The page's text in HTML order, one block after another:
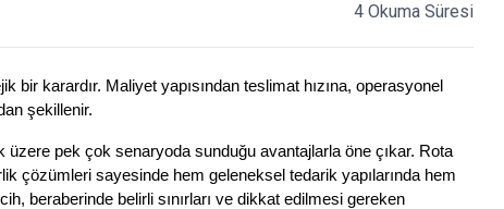
4 Okuma Süresi
karardır. Maliyet yapısından teslimat hızına, operasyonel
şekillenir.
üzere pek çok senaryoda sunduğu avantajlarla öne çıkar. Rota
çözümleri sayesinde hem geleneksel tedarik yapılarında hem
beraberinde belirli sınırları ve dikkat edilmesi gereken